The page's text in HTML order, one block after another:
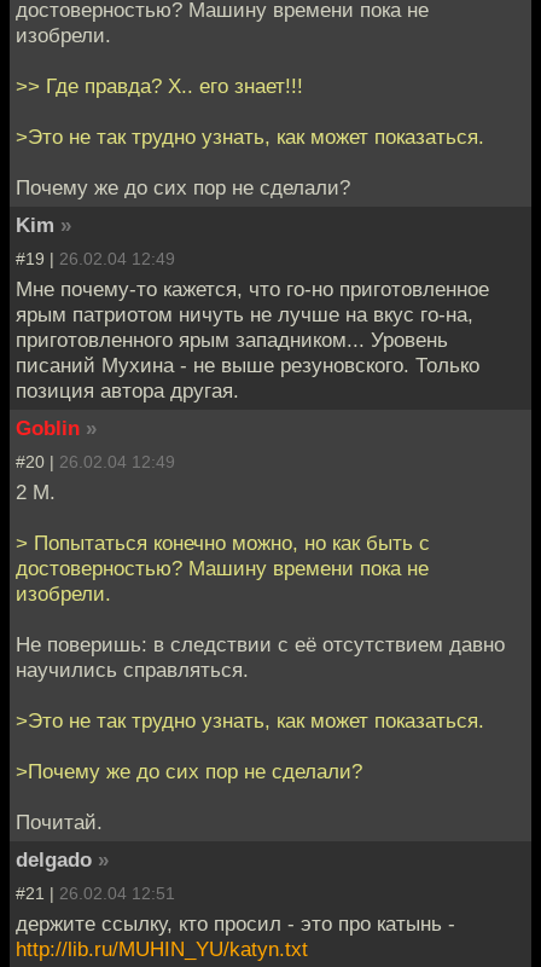
достоверностью? Машину времени пока не
изобрели.
>> Где правда? Х.. его знает!!!
>Это не так трудно узнать, как может показаться.
Почему же до сих пор не сделали?
Kim »
#19 | 26.02.04 12:49
Мне почему-то кажется, что го-но приготовленное
ярым патриотом ничуть не лучше на вкус го-на,
приготовленного ярым западником... Уровень
писаний Мухина - не выше резуновского. Только
позиция автора другая.
Goblin »
#20 | 26.02.04 12:49
2 М.
> Попытаться конечно можно, но как быть с
достоверностью? Машину времени пока не
изобрели.
Не поверишь: в следствии с её отсутствием давно
научились справляться.
>Это не так трудно узнать, как может показаться.
>Почему же до сих пор не сделали?
Почитай.
delgado »
#21 | 26.02.04 12:51
держите ссылку, кто просил - это про катынь -
http://lib.ru/MUHIN_YU/katyn.txt